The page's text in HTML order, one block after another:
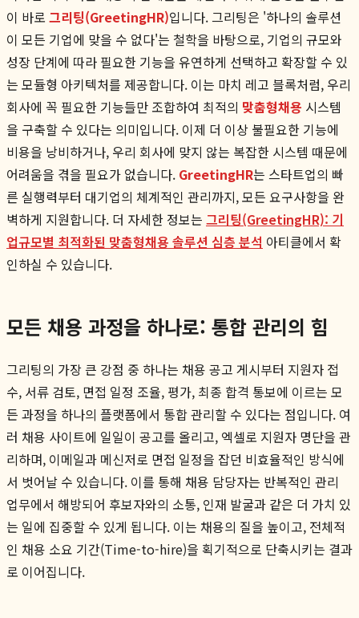
이 바로 그리팅(GreetingHR)입니다. 그리팅은 '하나의 솔루션
이 모든 기업에 맞을 수 없다'는 철학을 바탕으로, 기업의 규모와
성장 단계에 따라 필요한 기능을 유연하게 선택하고 확장할 수 있
는 모듈형 아키텍처를 제공합니다. 이는 마치 레고 블록처럼, 우리
회사에 꼭 필요한 기능들만 조합하여 최적의 맞춤형채용 시스템
을 구축할 수 있다는 의미입니다. 이제 더 이상 불필요한 기능에
비용을 낭비하거나, 우리 회사에 맞지 않는 복잡한 시스템 때문에
어려움을 겪을 필요가 없습니다. GreetingHR는 스타트업의 빠
른 실행력부터 대기업의 체계적인 관리까지, 모든 요구사항을 완
벽하게 지원합니다. 더 자세한 정보는 그리팅(GreetingHR): 기
업규모별 최적화된 맞춤형채용 솔루션 심층 분석 아티클에서 확
인하실 수 있습니다.
모든 채용 과정을 하나로: 통합 관리의 힘
그리팅의 가장 큰 강점 중 하나는 채용 공고 게시부터 지원자 접
수, 서류 검토, 면접 일정 조율, 평가, 최종 합격 통보에 이르는 모
든 과정을 하나의 플랫폼에서 통합 관리할 수 있다는 점입니다. 여
러 채용 사이트에 일일이 공고를 올리고, 엑셀로 지원자 명단을 관
리하며, 이메일과 메신저로 면접 일정을 잡던 비효율적인 방식에
서 벗어날 수 있습니다. 이를 통해 채용 담당자는 반복적인 관리
업무에서 해방되어 후보자와의 소통, 인재 발굴과 같은 더 가치 있
는 일에 집중할 수 있게 됩니다. 이는 채용의 질을 높이고, 전체적
인 채용 소요 기간(Time-to-hire)을 획기적으로 단축시키는 결과
로 이어집니다.